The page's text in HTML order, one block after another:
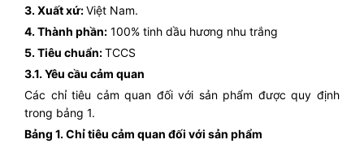
3. Xuất xứ:Việt Nam.
4. Thành phần: 100% tinh dầu hương nhu trắng
5. Tiêu chuẩn:TCCS
3.1. Yêu cầu cảm quan
Các chỉ tiêu cảm quan đối với sản phẩm được quy định
trong bảng 1.
Bảng 1. Chỉ tiêu cảm quan đối với sản phẩm